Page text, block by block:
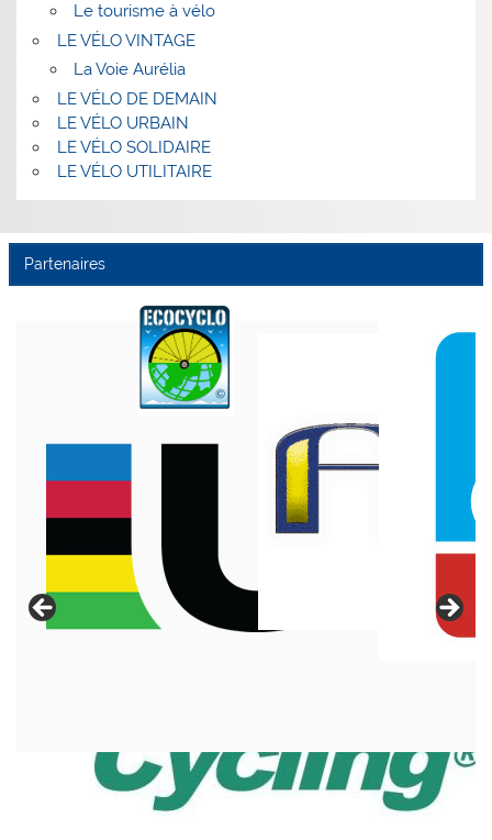
Le tourisme à vélo
LE VÉLO VINTAGE
La Voie Aurélia
LE VÉLO DE DEMAIN
LE VÉLO URBAIN
LE VÉLO SOLIDAIRE
LE VÉLO UTILITAIRE
Partenaires